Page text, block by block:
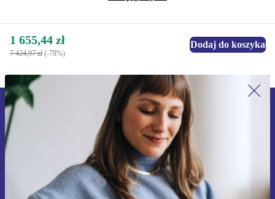
1 655,44 zł
7 424,97 zł (-78%)
Dodaj do koszyka
Zapisz się na nasz newsletter!
Nie przegap żadnej oferty.